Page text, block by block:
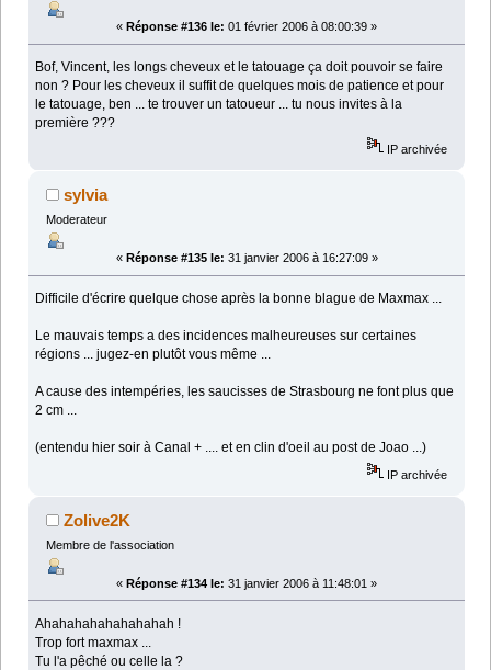
« Réponse #136 le: 01 février 2006 à 08:00:39 »
Bof, Vincent, les longs cheveux et le tatouage ça doit pouvoir se faire
non ? Pour les cheveux il suffit de quelques mois de patience et pour
le tatouage, ben ... te trouver un tatoueur ... tu nous invites à la
première ???
IP archivée
sylvia
Moderateur
« Réponse #135 le: 31 janvier 2006 à 16:27:09 »
Difficile d'écrire quelque chose après la bonne blague de Maxmax ...
Le mauvais temps a des incidences malheureuses sur certaines
régions ... jugez-en plutôt vous même ...
A cause des intempéries, les saucisses de Strasbourg ne font plus que
2 cm ...
(entendu hier soir à Canal + .... et en clin d'oeil au post de Joao ...)
IP archivée
Zolive2K
Membre de l'association
« Réponse #134 le: 31 janvier 2006 à 11:48:01 »
Ahahahahahahahahah !
Trop fort maxmax ...
Tu l'a pêché ou celle la ?